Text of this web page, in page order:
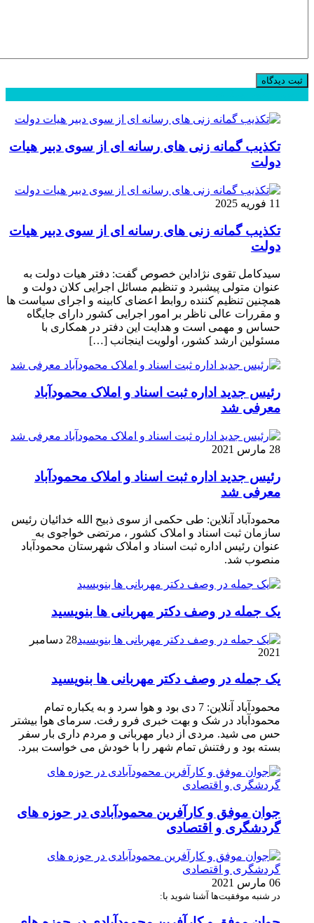
تکذیب گمانه زنی های رسانه ای از سوی دبیر هیات
دولت
11 فوریه 2025
تکذیب گمانه زنی های رسانه ای از سوی دبیر هیات
دولت
سیدکامل تقوی نژاداین خصوص گفت: دفتر هیات دولت به
عنوان متولی پیشبرد و تنظیم مسائل اجرایی کلان دولت و
همچنین تنظیم کننده روابط اعضای کابینه و اجرای سیاست ها
و مقررات عالی ناظر بر امور اجرایی کشور دارای جایگاه
حساس و مهمی است و هدایت این دفتر در همکاری با
مسئولین ارشد کشور، اولویت اینجانب […]
رئیس جدید اداره ثبت اسناد و املاک محمودآباد
معرفی شد
28 مارس 2021
رئیس جدید اداره ثبت اسناد و املاک محمودآباد
معرفی شد
محمودآباد آنلاین: طی حکمی از سوی ذبیح الله خدائیان رئیس
سازمان ثبت اسناد و املاک کشور ، مرتضی خواجوی به
عنوان رئیس اداره ثبت اسناد و املاک شهرستان محمودآباد
منصوب شد.
یک جمله در وصف دکتر مهربانی ها بنویسید
28 دسامبر
2021
یک جمله در وصف دکتر مهربانی ها بنویسید
محمودآباد آنلاین: 7 دی بود و هوا سرد و به یکباره تمام
محمودآباد در شک و بهت خبری فرو رفت. سرمای هوا بیشتر
حس می شید. مردی از دیار مهربانی و مردم داری بار سفر
بسته بود و رفتنش تمام شهر را با خودش می خواست ببرد.
جوان موفق و کارآفرین محمودآبادی در حوزه های
گردشگری و اقتصادی
06 مارس 2021
در شنبه موفقیت‌ها آشنا شوید با: